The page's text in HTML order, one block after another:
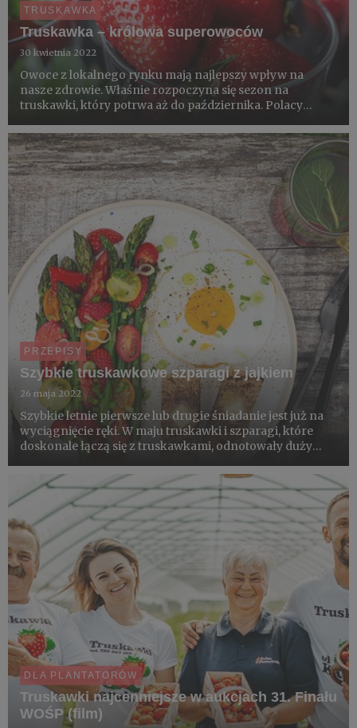
TRUSKAWKA
Truskawka – królowa superowoców
30 kwietnia 2022
Owoce z lokalnego rynku mają najlepszy wpływ na
nasze zdrowie. Właśnie rozpoczyna się sezon na
truskawki, który potrwa aż do października. Polacy
witamin są bogate w antyoksydanty, wspomagają
odporność oraz są cennym źródł...
PRZEPISY
Szybkie truskawkowe szparagi z jajkiem
26 maja 2022
Szybkie letnie pierwsze lub drugie śniadanie jest już na
wyciągnięcie ręki. W maju truskawki i szparagi, które
doskonale łączą się z truskawkami, odnotowały duży
kilka chwil, bo zielone szparagi nie wymagają obierania
(wy...
DLA PLANTATORÓW
Truskawki najcenniejsze w aukcjach 31. Finału
WOŚP (film)